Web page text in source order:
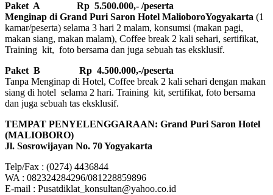
Paket A Rp 5.500.000,- /peserta
Menginap di Grand Puri Saron Hotel MalioboroYogyakarta (1
kamar/peserta) selama 3 hari 2 malam, konsumsi (makan pagi,
makan siang, makan malam), Coffee break 2 kali sehari, sertifikat,
Training kit, foto bersama dan juga sebuah tas eksklusif.
Paket B
Rp 4.500.000,-/peserta
Tanpa Menginap di Hotel, Coffee break 2 kali sehari dengan makan
siang di hotel selama 2 hari. Training kit, sertifikat, foto bersama
dan juga sebuah tas eksklusif.
TEMPAT PENYELENGGARAAN: Grand Puri Saron Hotel
(MALIOBORO)
Jl. Sosrowijayan No. 70 Yogyakarta
Telp/Fax : (0274) 4436844
WA : 082324284296/081228859896
E-mail : Pusatdiklat_konsultan@yahoo.co.id